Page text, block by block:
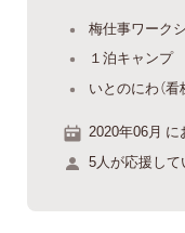
梅仕事ワーク
１泊キャンプ
いとのにわ（
2020年06月 に
5人が応援して